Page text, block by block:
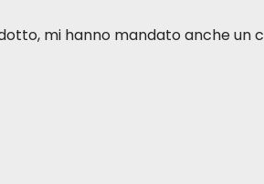
mi hanno mandato anche un